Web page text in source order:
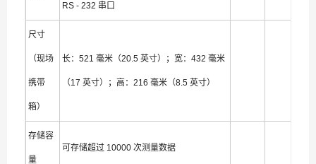
RS - 232 串口
尺寸
（现场
携带
箱）
长：521 毫米（20.5 英寸）；宽：432 毫米
（17 英寸）；高：216 毫米（8.5 英寸）
存储容
量
可存储超过 10000 次测量数据